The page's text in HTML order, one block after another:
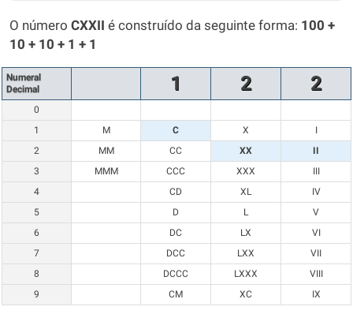
O número CXXII é construído da seguinte forma: 100 +
10 + 10 + 1 + 1
Numeral
Decimal
1 2 2
0
1
M C X
I
2
MM CC XX
II
3
MMM CCC XXX
III
4
CD XL
IV
5
D L
V
6
DC LX
VI
7
DCC LXX
VII
8
DCCC LXXX
VIII
9
CM XC IX